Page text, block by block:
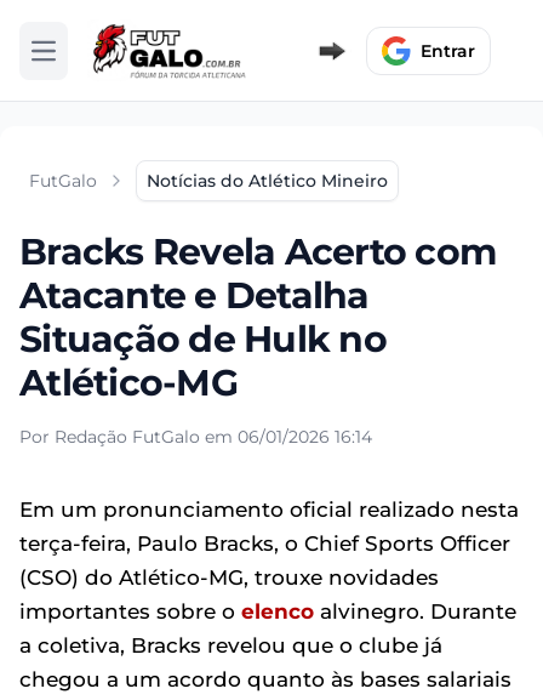
Abrir menu Entrar
FutGalo Notícias do Atlético Mineiro
Bracks Revela Acerto com
Atacante e Detalha
Situação de Hulk no
Atlético-MG
Por Redação FutGalo em 06/01/2026 16:14
Em um pronunciamento oficial realizado nesta
terça-feira, Paulo Bracks, o Chief Sports Officer
(CSO) do Atlético-MG, trouxe novidades
importantes sobre o elenco alvinegro. Durante
a coletiva, Bracks revelou que o clube já
chegou a um acordo quanto às bases salariais